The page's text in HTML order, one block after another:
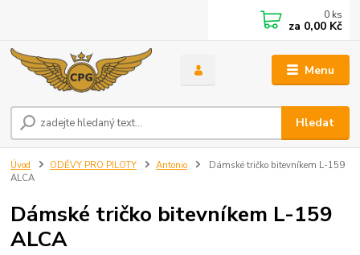
Menu
Hledat
0 ks
za 0,00 Kč
Úvod ODĚVY PRO PILOTY Antonio
Dámské tričko bitevníkem L-159
ALCA
Dámské tričko bitevníkem L-159
ALCA